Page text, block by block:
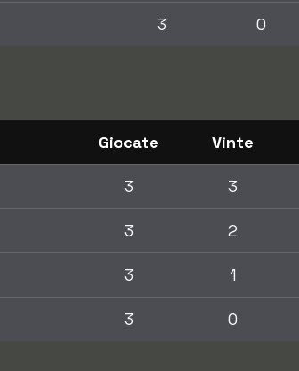
3 0
Giocate Vinte
3 3
3 2
3 1
3 0